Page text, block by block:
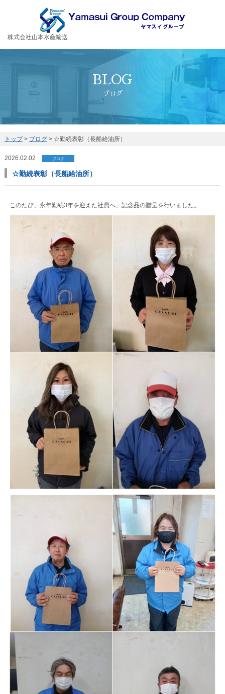
お客様の大切な荷物を安全・丁寧に運送するヤマスイグループ
株式会社山本水産輸送
BLOG
ブログ
トップ> ブログ> ☆勤続表彰（長船給油所）
2026.02.02 ブログ
☆勤続表彰（長船給油所）
このたび、永年勤続3年を迎えた社員へ、記念品の贈呈を行いました。